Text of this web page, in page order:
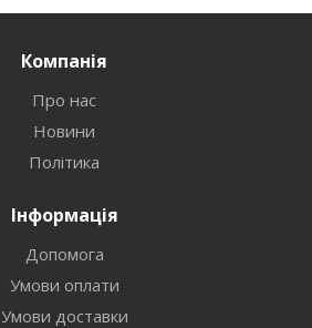
Компанія
Про нас
Новини
Політика
Інформація
Допомога
Умови оплати
Умови доставки